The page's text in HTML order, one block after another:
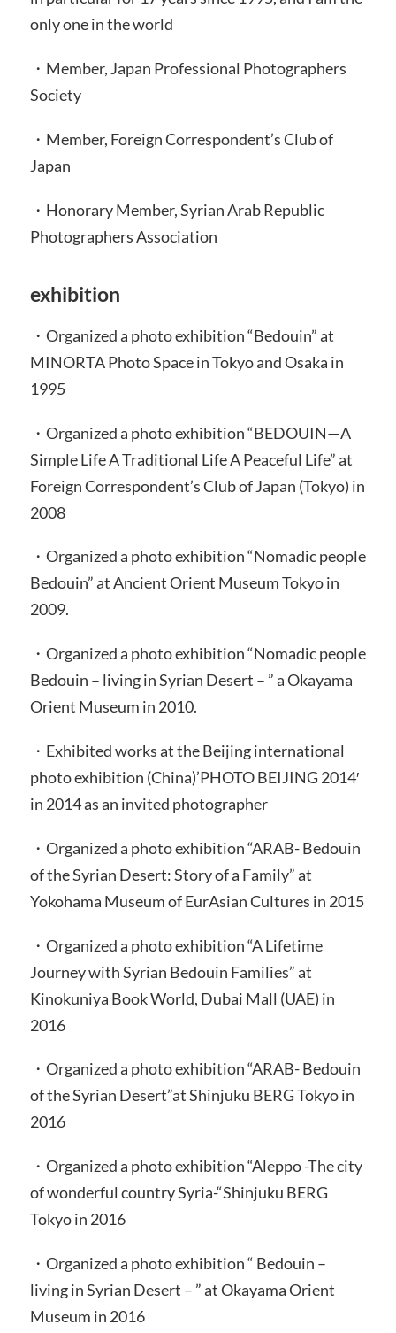
only one in the world
・Member, Japan Professional Photographers
Society
・Member, Foreign Correspondent’s Club of
Japan
・Honorary Member, Syrian Arab Republic
Photographers Association
exhibition
・Organized a photo exhibition “Bedouin” at
MINORTA Photo Space in Tokyo and Osaka in
1995
・Organized a photo exhibition “BEDOUIN—A
Simple Life A Traditional Life A Peaceful Life” at
Foreign Correspondent’s Club of Japan (Tokyo) in
2008
・Organized a photo exhibition “Nomadic people
Bedouin” at Ancient Orient Museum Tokyo in
2009.
・Organized a photo exhibition “Nomadic people
Bedouin – living in Syrian Desert – ” a Okayama
Orient Museum in 2010.
・Exhibited works at the Beijing international
photo exhibition (China)’PHOTO BEIJING 2014′
in 2014 as an invited photographer
・Organized a photo exhibition “ARAB- Bedouin
of the Syrian Desert: Story of a Family” at
Yokohama Museum of EurAsian Cultures in 2015
・Organized a photo exhibition “A Lifetime
Journey with Syrian Bedouin Families” at
Kinokuniya Book World, Dubai Mall (UAE) in
2016
・Organized a photo exhibition “ARAB- Bedouin
of the Syrian Desert”at Shinjuku BERG Tokyo in
2016
・Organized a photo exhibition “Aleppo -The city
of wonderful country Syria-“Shinjuku BERG
Tokyo in 2016
・Organized a photo exhibition “ Bedouin –
living in Syrian Desert – ” at Okayama Orient
Museum in 2016